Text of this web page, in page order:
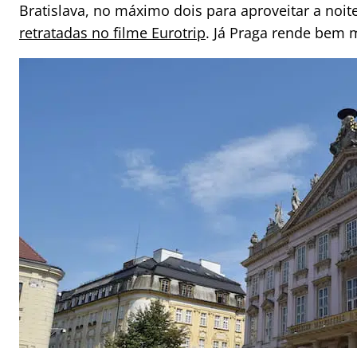
Bratislava, no máximo dois para aproveitar a
retratadas no filme Eurotrip. Já Praga rende bem